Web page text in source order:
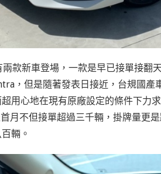
兩款新車登場，一款是早已接單接翻
，但是隨著發表日接近，台規國
用心地在現有原廠設定的條件下力
月不但接單超過三千輛，掛牌量更
輛。